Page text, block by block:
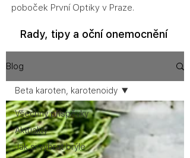
poboček První Optiky v Praze.
Rady, tipy a oční onemocnění
Blog
Všechny příspěvky
Aktuality
Jak si vybrat brýle
Beta karoten, karotenoidy